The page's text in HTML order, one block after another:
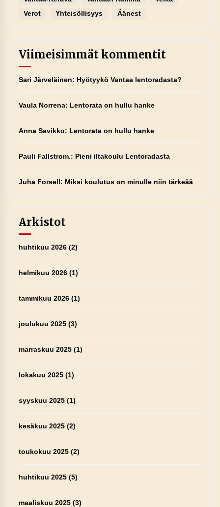
Verot
Yhteisöllisyys Äänest
Viimeisimmät kommentit
Sari Järveläinen: Hyötyykö Vantaa lentoradasta?
Vaula Norrena: Lentorata on hullu hanke
Anna Savikko: Lentorata on hullu hanke
Pauli Fallstrom.: Pieni iltakoulu Lentoradasta
Juha Forsell: Miksi koulutus on minulle niin tärkeää
Arkistot
huhtikuu 2026(2)
helmikuu 2026(1)
tammikuu 2026(1)
joulukuu 2025(3)
marraskuu 2025(1)
lokakuu 2025(1)
syyskuu 2025(1)
kesäkuu 2025(2)
toukokuu 2025(2)
huhtikuu 2025(5)
maaliskuu 2025(3)